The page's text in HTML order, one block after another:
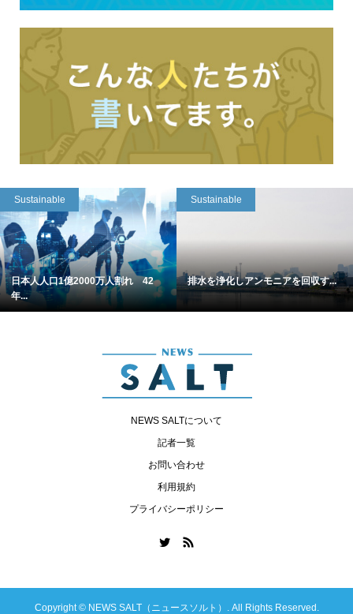
Sustainable
日本人人口1億2000万人割れ 42
年...
Sustainable
排水を浄化しアンモニアを回収す...
NEWS SALTについて
記者一覧
お問い合わせ
利用規約
プライバシーポリシー
Copyright ©NEWS SALT（ニュースソルト）. All Rights Reserved.